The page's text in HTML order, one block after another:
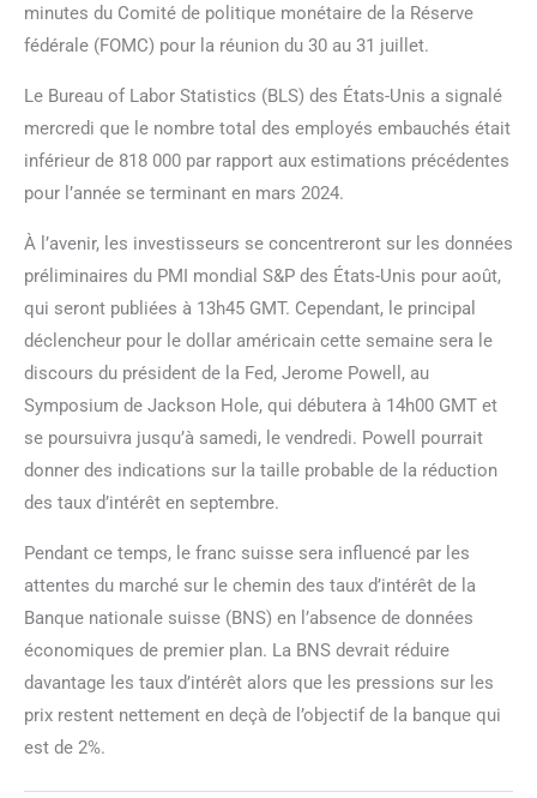
minutes du Comité de politique monétaire de la Réserve
fédérale (FOMC) pour la réunion du 30 au 31 juillet.
Le Bureau of Labor Statistics (BLS) des États-Unis a signalé
mercredi que le nombre total des employés embauchés était
inférieur de 818 000 par rapport aux estimations précédentes
pour l’année se terminant en mars 2024.
À l’avenir, les investisseurs se concentreront sur les données
préliminaires du PMI mondial S&P des États-Unis pour août,
qui seront publiées à 13h45 GMT. Cependant, le principal
déclencheur pour le dollar américain cette semaine sera le
discours du président de la Fed, Jerome Powell, au
Symposium de Jackson Hole, qui débutera à 14h00 GMT et
se poursuivra jusqu’à samedi, le vendredi. Powell pourrait
donner des indications sur la taille probable de la réduction
des taux d’intérêt en septembre.
Pendant ce temps, le franc suisse sera influencé par les
attentes du marché sur le chemin des taux d’intérêt de la
Banque nationale suisse (BNS) en l’absence de données
économiques de premier plan. La BNS devrait réduire
davantage les taux d’intérêt alors que les pressions sur les
prix restent nettement en deçà de l’objectif de la banque qui
est de 2%.